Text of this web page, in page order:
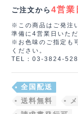
ご注文から4営業
※この商品はご発注
準備に4営業日いただ
※お色味のご指定も
ください。
TEL：03-3824-
全国配送
送料無料